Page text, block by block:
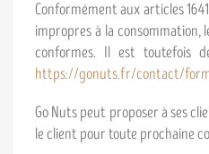
Conformément aux articles
impropres à la consommation,
conformes. Il est toutefois
https://gonuts.fr/contact/
Go Nuts peut proposer à ses
le client pour toute prochaine